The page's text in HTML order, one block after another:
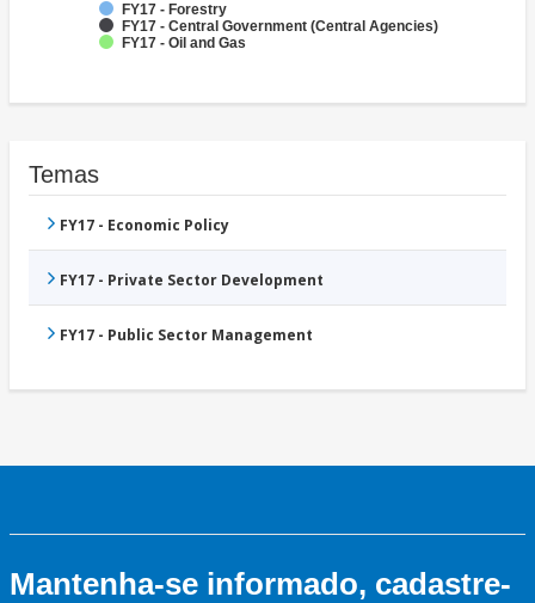
FY17 - Forestry
FY17 - Central Government (Central Agencies)
FY17 - Oil and Gas
Temas
FY17 - Economic Policy
FY17 - Private Sector Development
FY17 - Public Sector Management
Mantenha-se informado, cadastre-